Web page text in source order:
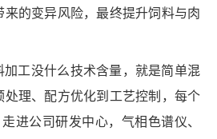
的变异风险，最终提升饲料与肉
加工没什么技术含量，就是简单混
理、配方优化到工艺控制，每个
进公司研发中心，气相色谱仪、